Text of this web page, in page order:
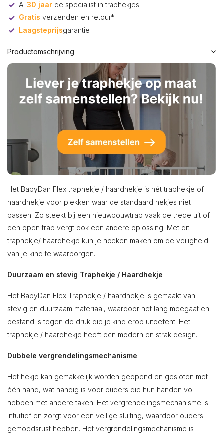
Al 30 jaar de specialist in traphekjes
Gratis verzenden en retour*
Laagsteprijsgarantie
Productomschrijving
Het BabyDan Flex traphekje / haardhekje is hét traphekje of
haardhekje voor plekken waar de standaard hekjes niet
passen. Zo steekt bij een nieuwbouwtrap vaak de trede uit of
een open trap vergt ook een andere oplossing. Met dit
traphekje/ haardhekje kun je hoeken maken om de veiligheid
van je kind te waarborgen.
Duurzaam en stevig Traphekje / Haardhekje
Het BabyDan Flex Traphekje / haardhekje is gemaakt van
stevig en duurzaam materiaal, waardoor het lang meegaat en
bestand is tegen de druk die je kind erop uitoefent. Het
traphekje / haardhekje heeft een modern en strak design.
Dubbele vergrendelingsmechanisme
Het hekje kan gemakkelijk worden geopend en gesloten met
één hand, wat handig is voor ouders die hun handen vol
hebben met andere taken. Het vergrendelingsmechanisme is
intuïtief en zorgt voor een veilige sluiting, waardoor ouders
gemoedsrust hebben. Het vergrendelingsmechanisme is